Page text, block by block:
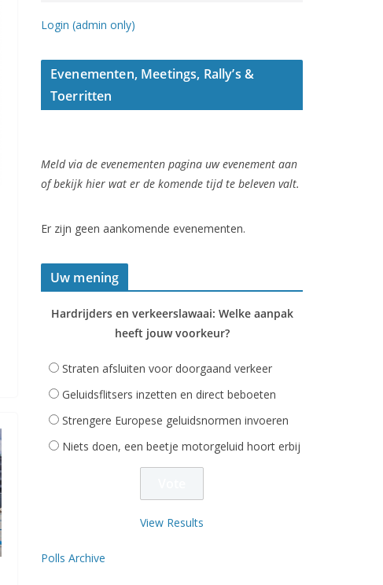
Login (admin only)
Evenementen, Meetings, Rally’s &
Toerritten
Meld via de evenementen pagina uw evenement aan
of bekijk hier wat er de komende tijd te beleven valt.
Er zijn geen aankomende evenementen.
Uw mening
Hardrijders en verkeerslawaai: Welke aanpak
heeft jouw voorkeur?
Straten afsluiten voor doorgaand verkeer
Geluidsflitsers inzetten en direct beboeten
Strengere Europese geluidsnormen invoeren
Niets doen, een beetje motorgeluid hoort erbij
View Results
Polls Archive